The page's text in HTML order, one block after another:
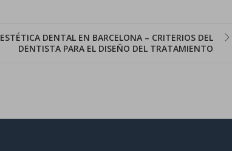
ESTÉTICA DENTAL EN BARCELONA – CRITERIOS DEL
DENTISTA PARA EL DISEÑO DEL TRATAMIENTO